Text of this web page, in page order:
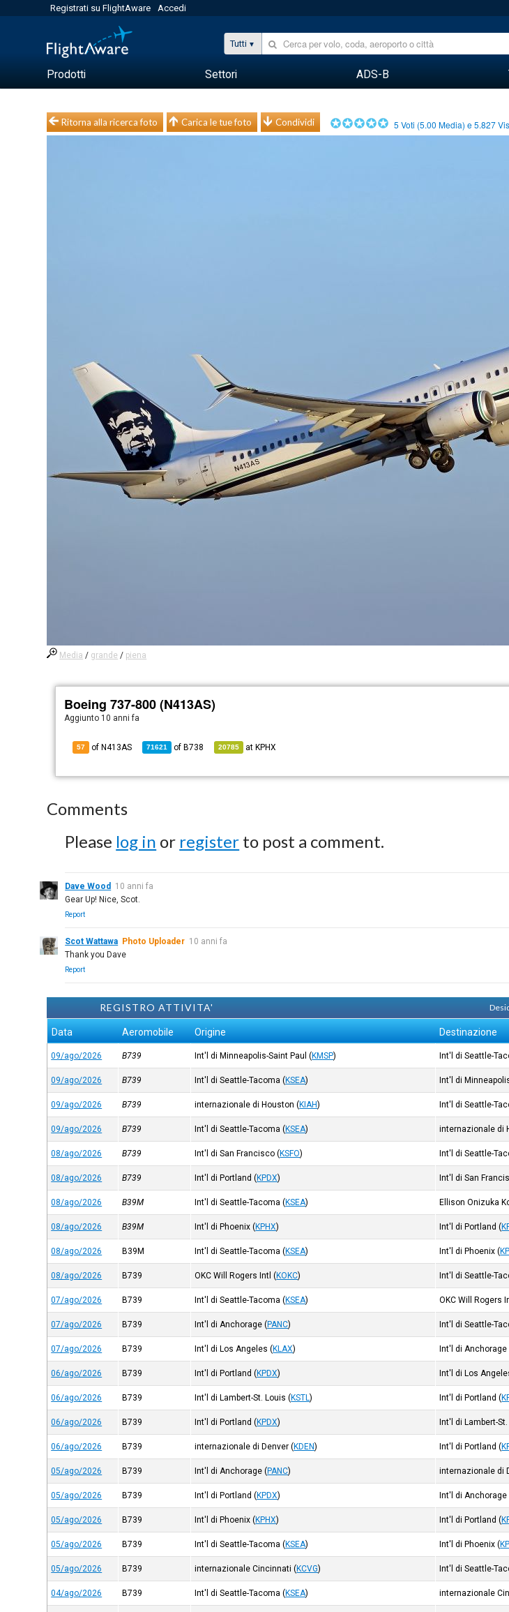
Registrati su FlightAware Accedi
Tutti
Prodotti Settori ADS-B
Ritorna alla ricerca foto Carica le tue foto Condividi 5 Voti (5.00 Media) e5.827
Media / grande / piena
Boeing 737-800 (N413AS)
Aggiunto 10 anni fa
57 of N413AS 71621 of B738 20785 at KPHX
Comments
Please log in or register to post a comment.
Dave Wood 10 anni fa
Gear Up! Nice, Scot.
Report
Scot Wattawa Photo Uploader 10 anni fa
Thank you Dave
Report
REGISTRO ATTIVITA'
Data Aeromobile Origine Destinazione
09/ago/2026 B739 Int'l di Minneapolis-Saint Paul (KMSP) Int'l di Seattle-
09/ago/2026 B739 Int'l di Seattle-Tacoma (KSEA) Int'l di
09/ago/2026 B739 internazionale di Houston (KIAH) Int'l di Seattle-
09/ago/2026 B739 Int'l di Seattle-Tacoma (KSEA) internazionale di
08/ago/2026 B739 Int'l di San Francisco (KSFO) Int'l di Seattle-
08/ago/2026 B739 Int'l di Portland (KPDX) Int'l di San
08/ago/2026 B39M Int'l di Seattle-Tacoma (KSEA) Ellison Onizuka
08/ago/2026 B39M Int'l di Phoenix (KPHX) Int'l di Portland (
08/ago/2026 B39M Int'l di Seattle-Tacoma (KSEA) Int'l di Phoenix (
08/ago/2026 B739 OKC Will Rogers Intl (KOKC) Int'l di Seattle-
07/ago/2026 B739 Int'l di Seattle-Tacoma (KSEA) OKC Will Rogers
07/ago/2026 B739 Int'l di Anchorage (PANC) Int'l di Seattle-
07/ago/2026 B739 Int'l di Los Angeles (KLAX) Int'l di Anchorage
06/ago/2026 B739 Int'l di Portland (KPDX) Int'l di Los
06/ago/2026 B739 Int'l di Lambert-St. Louis (KSTL) Int'l di Portland (
06/ago/2026 B739 Int'l di Portland (KPDX) Int'l di Lambert-
06/ago/2026 B739 internazionale di Denver (KDEN) Int'l di Portland (
05/ago/2026 B739 Int'l di Anchorage (PANC) internazionale di
05/ago/2026 B739 Int'l di Portland (KPDX) Int'l di Anchorage
05/ago/2026 B739 Int'l di Phoenix (KPHX) Int'l di Portland (
05/ago/2026 B739 Int'l di Seattle-Tacoma (KSEA) Int'l di Phoenix (
05/ago/2026 B739 internazionale Cincinnati (KCVG) Int'l di Seattle-
04/ago/2026 B739 Int'l di Seattle-Tacoma (KSEA) internazionale